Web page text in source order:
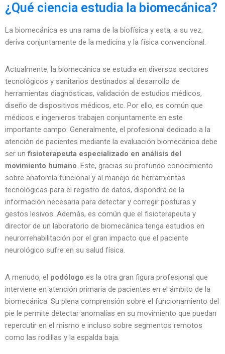
¿Qué ciencia estudia la biomecánica?
La biomecánica es una rama de la biofísica y esta, a su vez,
deriva conjuntamente de la medicina y la física convencional.
Actualmente, la biomecánica se estudia en diversos sectores
tecnológicos y sanitarios destinados al desarrollo de
herramientas diagnósticas, validación de estudios médicos,
diseño de dispositivos médicos, etc. Por ello, es común que
médicos e ingenieros trabajen conjuntamente en este
importante campo. Generalmente, el profesional dedicado a la
atención de pacientes mediante la evaluación biomecánica debe
ser unfisioterapeuta especializado en análisis del
movimiento humano. Este, gracias su profundo conocimiento
sobre anatomía funcional y al manejo de herramientas
tecnológicas para el registro de datos, dispondrá de la
información necesaria para detectar y corregir posturas y
gestos lesivos. Además, es común que el fisioterapeuta y
director de un laboratorio de biomecánica tenga estudios en
neurorrehabilitación por el gran impacto que el paciente
neurológico sufre en su salud física.
A menudo, el podólogo es la otra gran figura profesional que
interviene en atención primaria de pacientes en el ámbito de la
biomecánica. Su plena comprensión sobre el funcionamiento del
pie le permite detectar anomalías en su movimiento que puedan
repercutir en el mismo e incluso sobre segmentos remotos
como las rodillas y la espalda baja.